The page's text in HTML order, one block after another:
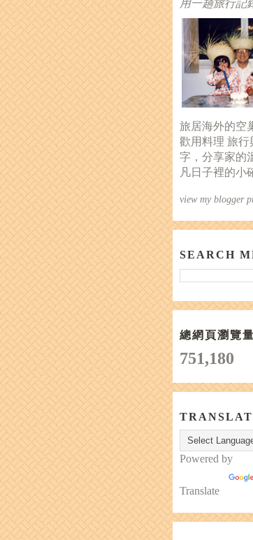
用一趟旅行記
旅居海外的空
歡用料理 旅行
字，分享家的
凡日子裡的小
view my blogger
SEARCH
總網頁瀏覽量
751,180
Powered by
Translate